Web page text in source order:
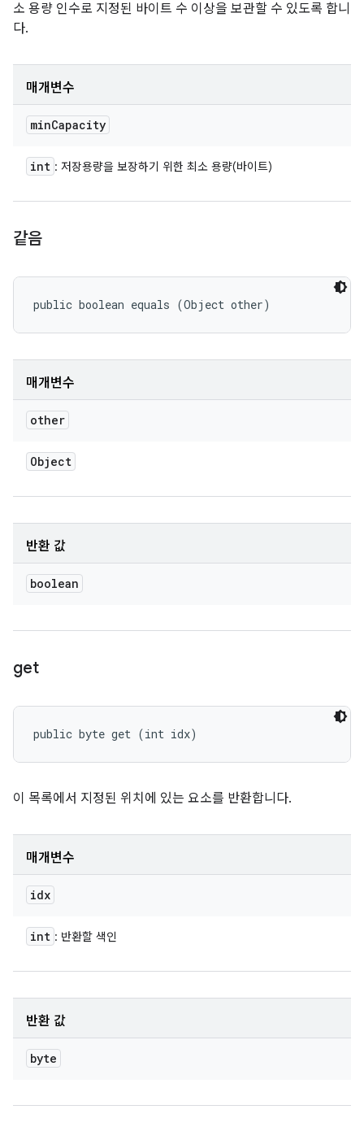
소 용량 인수로 지정된 바이트 수 이상을 보관할 수 있도록 합니
다.
매개변수
minCapacity
int : 저장용량을 보장하기 위한 최소 용량(바이트)
같음
public boolean equals (Object other)
매개변수
other
Object
반환 값
boolean
get
public byte get (int idx)
이 목록에서 지정된 위치에 있는 요소를 반환합니다.
매개변수
idx
int : 반환할 색인
반환 값
byte